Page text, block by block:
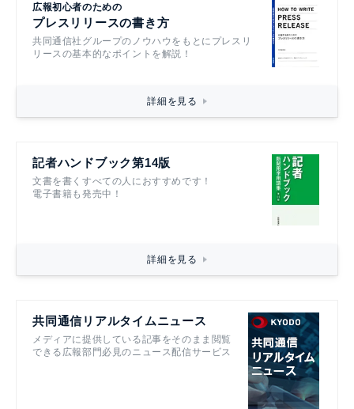
広報初心者のための
プレスリリースの書き方
共同通信社グループのノウハウをもとにプレスリ
リースの基本的なポイントを解説！
詳細を見る
記者ハンドブック第14版
文書を書くすべての人におすすめです！
電子書籍も発売中！
詳細を見る
共同通信リアルタイムニュース
メディアに提供している記事をそのまま閲覧
できる広報部門必見のニュース配信サービス